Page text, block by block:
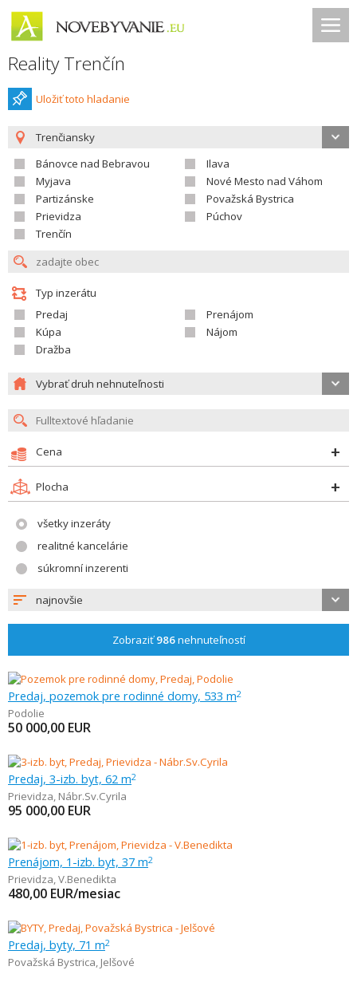
Reality Trenčín
Uložiť toto hladanie
Trenčiansky
Bánovce nad Bebravou
Ilava
Myjava
Nové Mesto nad Váhom
Partizánske
Považská Bystrica
Prievidza
Púchov
Trenčín
Typ inzerátu
Predaj
Prenájom
Kúpa
Nájom
Dražba
Vybrať druh nehnuteľnosti
Cena
Plocha
všetky inzeráty
realitné kancelárie
súkromní inzerenti
najnovšie
Zobraziť986nehnuteľností
Predaj, pozemok pre rodinné domy, 533 m2
Podolie
50 000,00 EUR
Predaj, 3-izb. byt, 62 m2
Prievidza, Nábr.Sv.Cyrila
95 000,00 EUR
Prenájom, 1-izb. byt, 37 m2
Prievidza,V.Benedikta
480,00 EUR/mesiac
Predaj, byty, 71 m2
Považská Bystrica, Jelšové